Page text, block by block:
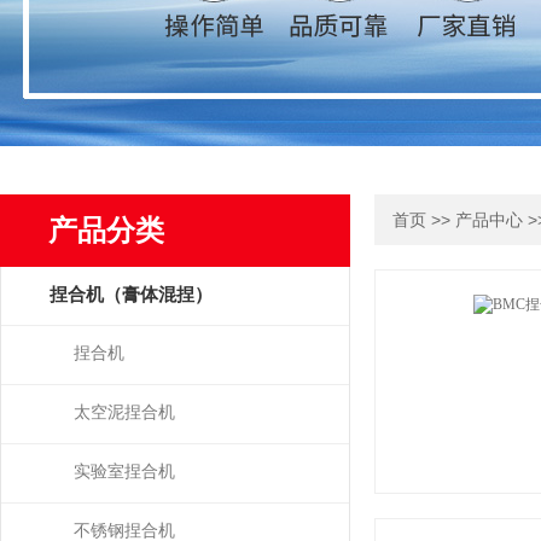
产品分类
捏合机（膏体混捏）
捏合机
太空泥捏合机
实验室捏合机
不锈钢捏合机
首页 >> 产品中心